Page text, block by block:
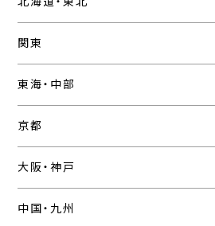
関東
東海・中部
京都
大阪・神戸
中国・九州